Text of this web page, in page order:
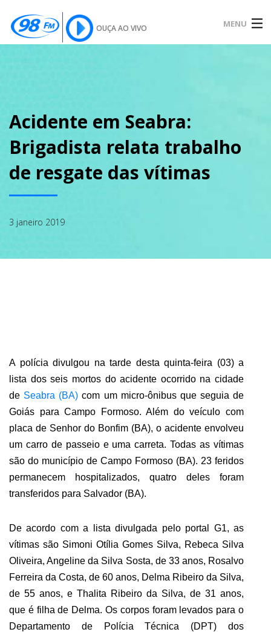
OUÇA AO VIVO MENU
SOBRE
NOTÍCIAS
Acidente em Seabra:
Brigadista relata trabalho
de resgate das vítimas
3 janeiro 2019
A polícia divulgou na tarde desta quinta-feira (03) a
lista dos seis mortos do acidente ocorrido na cidade
de Seabra (BA) com um micro-ônibus que seguia de
Goiás para Campo Formoso. Além do veículo com
placa de Senhor do Bonfim (BA), o acidente envolveu
um carro de passeio e uma carreta. Todas as vítimas
são do município de Campo Formoso (BA). 23 feridos
permanecem hospitalizados, quatro deles foram
transferidos para Salvador (BA).
De acordo com a lista divulgada pelo portal G1, as
vítimas são Simoni Otília Gomes Silva, Rebeca Silva
Oliveira, Angeline da Silva Sosta, de 33 anos, Rosalvo
Ferreira da Costa, de 60 anos, Delma Ribeiro da Silva,
de 55 anos, e Thalita Ribeiro da Silva, de 31 anos,
que é filha de Delma. Os corpos foram levados para o
Departamento de Polícia Técnica (DPT) dos